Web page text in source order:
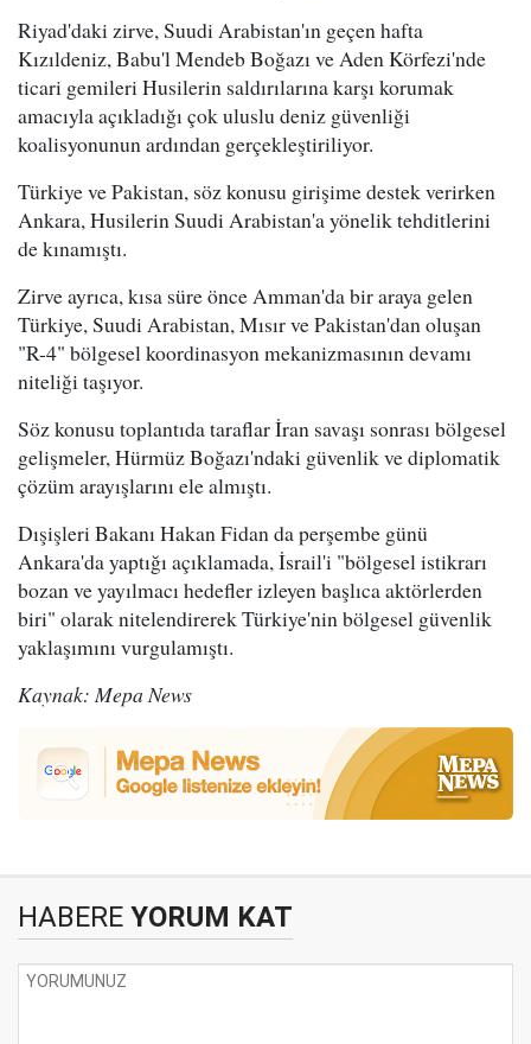
Riyad'daki zirve, Suudi Arabistan'ın geçen hafta
Kızıldeniz, Babu'l Mendeb Boğazı ve Aden Körfezi'nde
ticari gemileri Husilerin saldırılarına karşı korumak
amacıyla açıkladığı çok uluslu deniz güvenliği
koalisyonunun ardından gerçekleştiriliyor.
Türkiye ve Pakistan, söz konusu girişime destek verirken
Ankara, Husilerin Suudi Arabistan'a yönelik tehditlerini
de kınamıştı.
Zirve ayrıca, kısa süre önce Amman'da bir araya gelen
Türkiye, Suudi Arabistan, Mısır ve Pakistan'dan oluşan
"R-4" bölgesel koordinasyon mekanizmasının devamı
niteliği taşıyor.
Söz konusu toplantıda taraflar İran savaşı sonrası bölgesel
gelişmeler, Hürmüz Boğazı'ndaki güvenlik ve diplomatik
çözüm arayışlarını ele almıştı.
Dışişleri Bakanı Hakan Fidan da perşembe günü
Ankara'da yaptığı açıklamada, İsrail'i "bölgesel istikrarı
bozan ve yayılmacı hedefler izleyen başlıca aktörlerden
biri" olarak nitelendirerek Türkiye'nin bölgesel güvenlik
yaklaşımını vurgulamıştı.
Kaynak: Mepa News
HABERE YORUM KAT